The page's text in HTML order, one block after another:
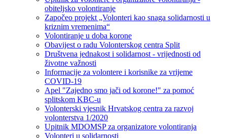
obiteljsko volontiranje
Započeo projekt „Volonteri kao snaga solidarnosti u
kriznim vremenima“
Volontiranje u doba korone
Obavijest o radu Volonterskog centra Split
Društvena jednakost i solidarnost - vrijednosti od
životne važnosti
Informacije za volontere i korisnike za vrijeme
COVID-19
Apel "Zajedno smo jači od korone!" za pomoć
splitskom KBC-u
Volonterski vjesnik Hrvatskog centra za razvoj
volonterstva 1/2020
Upitnik MDOMSP za organizatore volontiranja
Volonteri u solidarnosti